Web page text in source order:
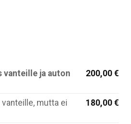
vanteille ja auton
200,00 €
vanteille, mutta ei
180,00 €